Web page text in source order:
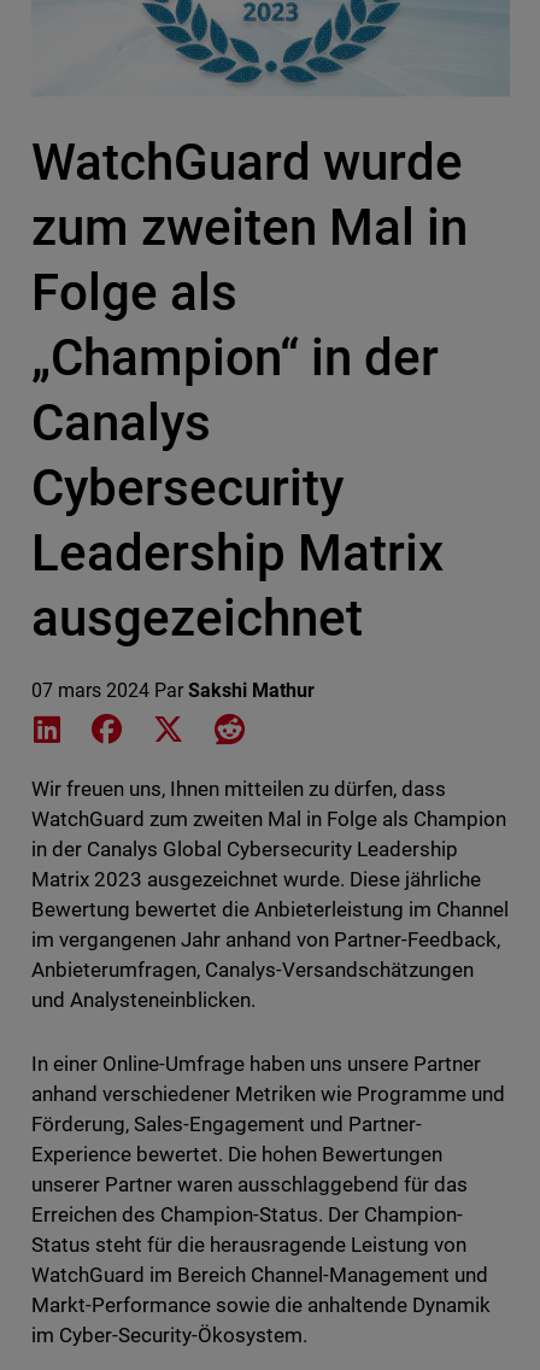
WatchGuard wurde
zum zweiten Mal in
Folge als
„Champion“ in der
Canalys
Cybersecurity
Leadership Matrix
ausgezeichnet
07 mars 2024 Par Sakshi Mathur
Share on LinkedIn
Share on Facebook
Share on XShare on Reddit
Wir freuen uns, Ihnen mitteilen zu dürfen, dass
WatchGuard zum zweiten Mal in Folge als Champion
in der Canalys Global Cybersecurity Leadership
Matrix 2023 ausgezeichnet wurde. Diese jährliche
Bewertung bewertet die Anbieterleistung im Channel
im vergangenen Jahr anhand von Partner-Feedback,
Anbieterumfragen, Canalys-Versandschätzungen
und Analysteneinblicken.
In einer Online-Umfrage haben uns unsere Partner
anhand verschiedener Metriken wie Programme und
Förderung, Sales-Engagement und Partner-
Experience bewertet. Die hohen Bewertungen
unserer Partner waren ausschlaggebend für das
Erreichen des Champion-Status. Der Champion-
Status steht für die herausragende Leistung von
WatchGuard im Bereich Channel-Management und
Markt-Performance sowie die anhaltende Dynamik
im Cyber-Security-Ökosystem.